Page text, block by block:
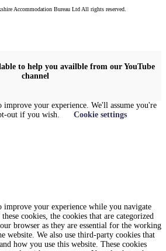
Accommodation Bureau Ltd All rights reserved.
to help you availble from our YouTube
channel
improve your experience. We'll assume you're
out if you wish.
Cookie settings
improve your experience while you navigate
cookies, the cookies that are categorized
browser as they are essential for the working
website. We also use third-party cookies that
how you use this website. These cookies